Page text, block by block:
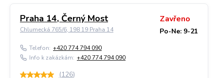
Praha 14, Černý Most
Chlumecká 765/6, 198 19 Praha 14
Zavřeno
Po-Ne: 9-21
Telefon: +420 774 794 090
Info k zakázkám: +420 774 794 090
(126)